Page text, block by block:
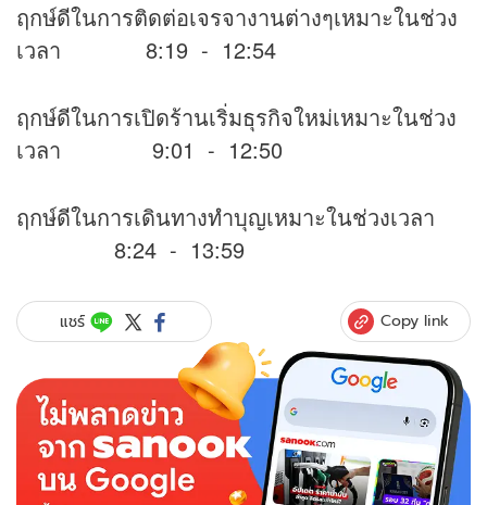
ฤกษ์ดีในการติดต่อเจรจางานต่างๆเหมาะในช่วง
เวลา 8:19 - 12:54
ฤกษ์ดีในการเปิดร้านเริ่มธุรกิจใหม่เหมาะในช่วง
เวลา 9:01 - 12:50
ฤกษ์ดีในการเดินทางทำบุญเหมาะในช่วงเวลา
8:24 - 13:59
แชร์ Copy link